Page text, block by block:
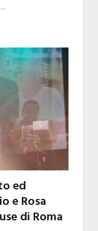
ed
e Rosa
di Roma